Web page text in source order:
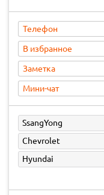
Телефон
В избранное
Заметка
Мини-чат
SsangYong
Chevrolet
Hyundai